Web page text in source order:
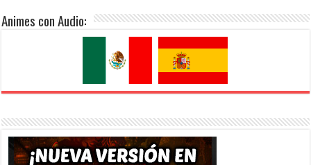
Animes con Audio: